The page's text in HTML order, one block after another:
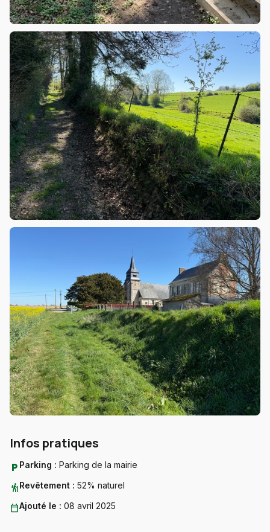
Infos pratiques
local_parking Parking : Parking de la mairie
hikingRevêtement : 52% naturel
calendar_todayAjouté le : 08 avril 2025